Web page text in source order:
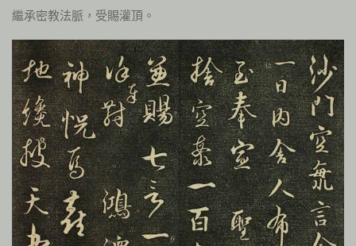
繼承密教法脈，受賜灌頂。